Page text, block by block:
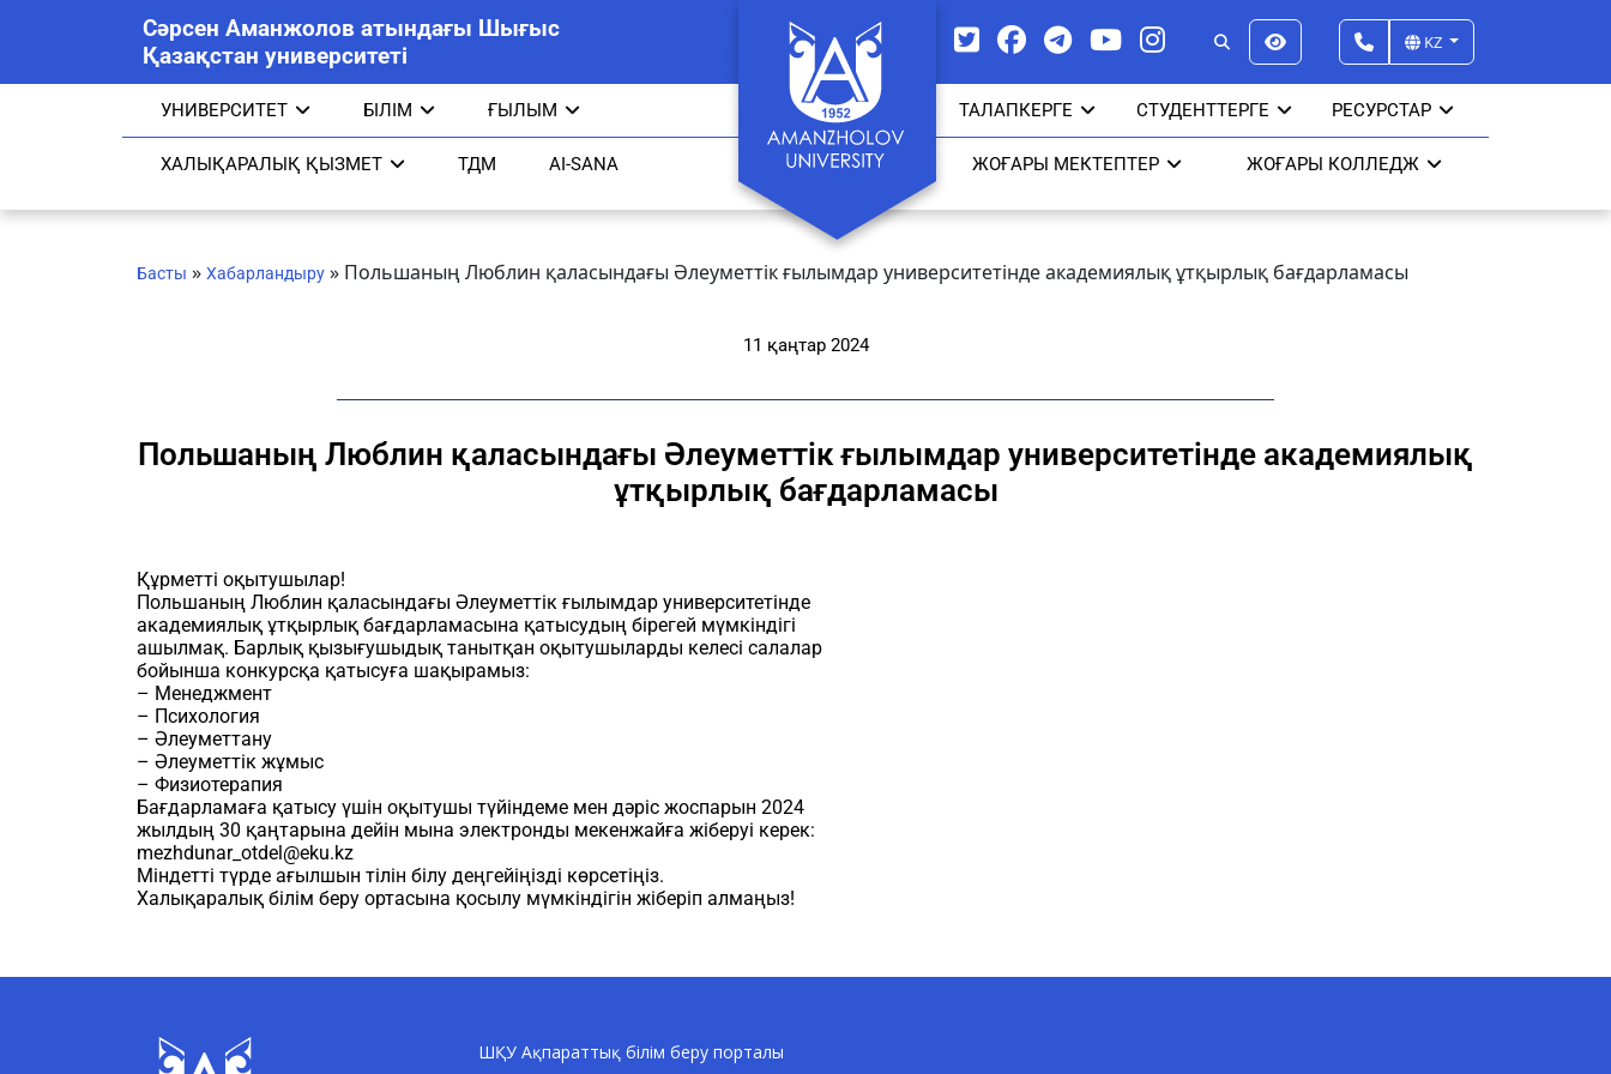
Сәрсен Аманжолов атындағы Шығыс
Қазақстан университеті
KZ
УНИВЕРСИТЕТ БІЛІМ ҒЫЛЫМ ТАЛАПКЕРГЕ СТУДЕНТТЕРГЕ РЕСУРСТАР
ХАЛЫҚАРАЛЫҚ ҚЫЗМЕТ ТДМ AI-SANA ЖОҒАРЫ МЕКТЕПТЕР ЖОҒАРЫ КОЛЛЕДЖ
Басты » Хабарландыру » Польшаның Люблин қаласындағы Әлеуметтік ғылымдар университетінде академиялық ұтқырлық бағдарламасы
11 қаңтар 2024
Польшаның Люблин қаласындағы Әлеуметтік ғылымдар университетінде академиялық
ұтқырлық бағдарламасы
Құрметті оқытушылар!
Польшаның Люблин қаласындағы Әлеуметтік ғылымдар университетінде
академиялық ұтқырлық бағдарламасына қатысудың бірегей мүмкіндігі
ашылмақ. Барлық қызығушыдық танытқан оқытушыларды келесі салалар
бойынша конкурсқа қатысуға шақырамыз:
– Менеджмент
– Психология
– Әлеуметтану
– Әлеуметтік жұмыс
– Физиотерапия
Бағдарламаға қатысу үшін оқытушы түйіндеме мен дәріс жоспарын 2024
жылдың 30 қаңтарына дейін мына электронды мекенжайға жіберуі керек:
mezhdunar_otdel@eku.kz
Міндетті түрде ағылшын тілін білу деңгейіңізді көрсетіңіз.
Халықаралық білім беру ортасына қосылу мүмкіндігін жіберіп алмаңыз!
ШҚУ Ақпараттық білім беру порталы
Amanzholov University көмекшісі